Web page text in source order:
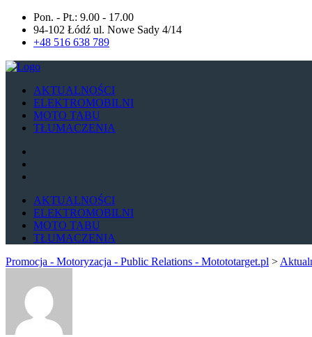
Pon. - Pt.: 9.00 - 17.00
94-102 Łódź ul. Nowe Sady 4/14
+48 516 638 789
AKTUALNOŚCI
ELEKTROMOBILNI
MOTO TABU
TŁUMACZENIA
AKTUALNOŚCI
ELEKTROMOBILNI
MOTO TABU
TŁUMACZENIA
Promocja - Motoryzacja - Public Relations - Motototarget.pl >